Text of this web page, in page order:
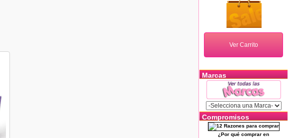
Marcas
Compromisos
¿Por qué comprar en